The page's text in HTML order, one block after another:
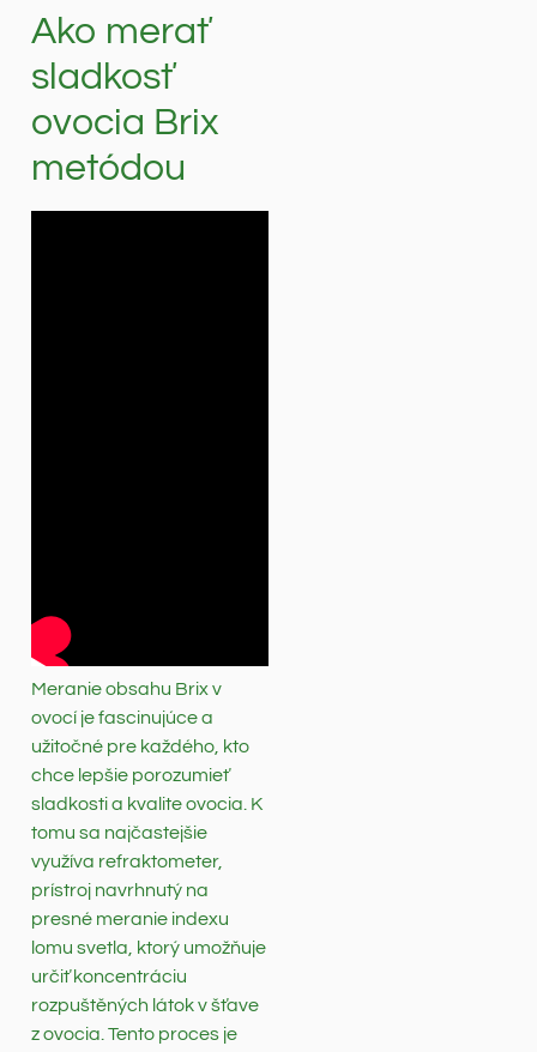
Ako merať
sladkosť
ovocia Brix
metódou
Meranie obsahu Brix v
ovocí je fascinujúce a
užitočné pre každého, kto
chce lepšie porozumieť
sladkosti a kvalite ovocia. K
tomu sa najčastejšie
využíva refraktometer,
prístroj navrhnutý na
presné meranie indexu
lomu svetla, ktorý umožňuje
určiť koncentráciu
rozpuštěných látok v šťave
z ovocia. Tento proces je